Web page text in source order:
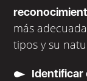
más
tipos y su
Identificar